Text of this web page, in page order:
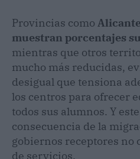
Provincias como
muestran porcentajes
mientras que otros
mucho más reducidas,
desigual que tensiona
los centros para ofrecer
todos sus alumnos. Y
consecuencia de la
gobiernos receptores no
de servicios.